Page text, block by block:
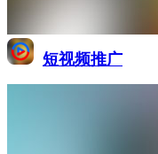
短视频推广